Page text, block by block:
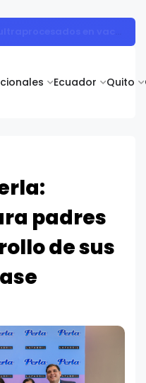
Ecuador Quito
padres
de sus